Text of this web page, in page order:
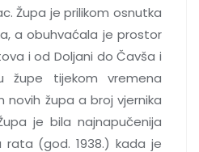
Župa je prilikom osnutka
a obuhvaćala je prostor
i od Doljani do Čavša i
župe tijekom vremena
novih župa a broj vjernika
je bila najnapučenija
rata (god. 1938.) kada je